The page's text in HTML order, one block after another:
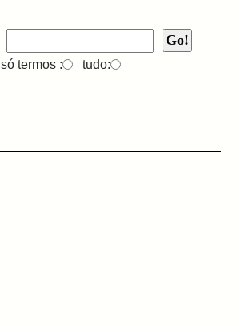
só termos : tudo: